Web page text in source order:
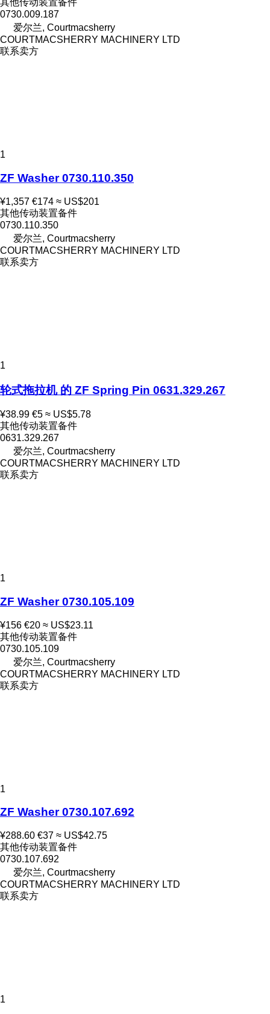
其他传动装置备件
0730.009.187
爱尔兰, Courtmacsherry
COURTMACSHERRY MACHINERY LTD
联系卖方
1
ZF Washer 0730.110.350
¥1,357 €174 ≈ US$201
其他传动装置备件
0730.110.350
爱尔兰, Courtmacsherry
COURTMACSHERRY MACHINERY LTD
联系卖方
1
轮式拖拉机 的 ZF Spring Pin 0631.329.267
¥38.99 €5 ≈ US$5.78
其他传动装置备件
0631.329.267
爱尔兰, Courtmacsherry
COURTMACSHERRY MACHINERY LTD
联系卖方
1
ZF Washer 0730.105.109
¥156 €20 ≈ US$23.11
其他传动装置备件
0730.105.109
爱尔兰, Courtmacsherry
COURTMACSHERRY MACHINERY LTD
联系卖方
1
ZF Washer 0730.107.692
¥288.60 €37 ≈ US$42.75
其他传动装置备件
0730.107.692
爱尔兰, Courtmacsherry
COURTMACSHERRY MACHINERY LTD
联系卖方
1